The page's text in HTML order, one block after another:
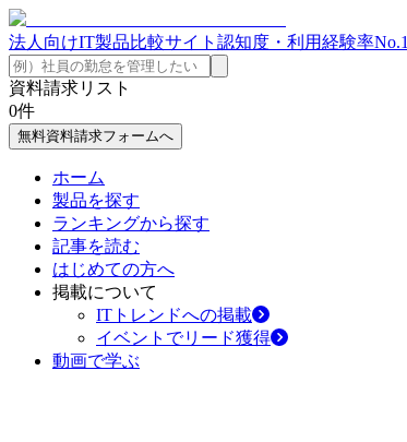
法人向けIT製品比較サイト 認知度・利用経験率No.1
資料請求リスト
0件
無料資料請求フォームへ
ホーム
製品を探す
ランキングから探す
記事を読む
はじめての方へ
掲載について
ITトレンドへの掲載
イベントでリード獲得
動画で学ぶ